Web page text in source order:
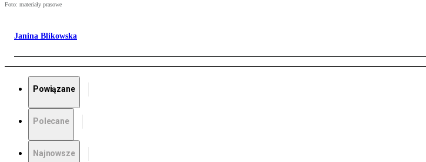
Foto: materiały prasowe
Janina Blikowska
Powiązane
Polecane
Najnowsze